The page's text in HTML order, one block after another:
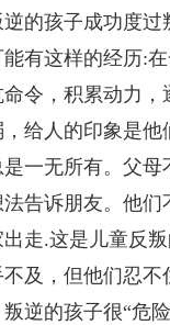
的孩子成功度过
有这样的经历:在
令，积累动力，
给人的印象是他
一无所有。父母
告诉朋友。他们
走.这是儿童反
及，但他们忍不
逆的孩子很“危